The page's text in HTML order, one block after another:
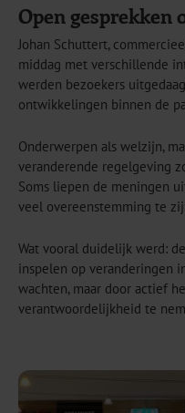
Open gesprekken
Johan Schuttert,
middag met verschillende
werden bezoekers
ontwikkelingen binnen de
Onderwerpen als welzijn,
veranderende regelgeving
Soms liepen de meningen
veel overeenstemming te
Wat vooral duidelijk werd:
inspelen op veranderingen
wachten, maar door actief
verantwoordelijkheid te